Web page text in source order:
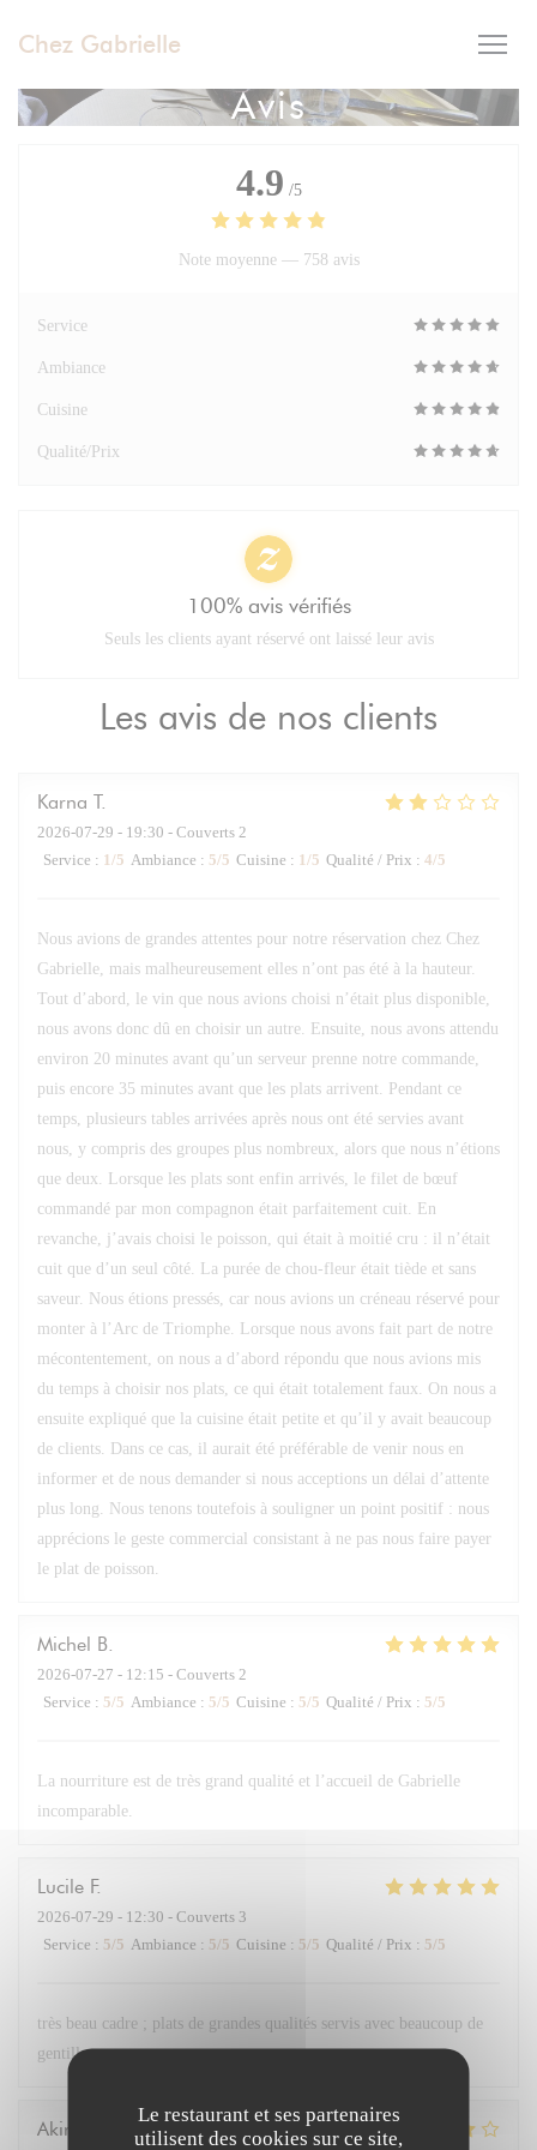
Le restaurant et ses partenaires
utilisent des cookies sur ce site,
Chez Gabrielle
Avis
Les avis de nos clients
Karna T
2026-07-29 - 19:30 - Couverts 2
Service : 1/5 Ambiance : 5/5 Cuisine : 1/5 Qualité / Prix : 4/5
Nous avions de grandes attentes pour notre réservation chez Chez
Gabrielle, mais malheureusement elles n’ont pas été à la hauteur.
Tout d’abord, le vin que nous avions choisi n’était plus disponible,
nous avons donc dû en choisir un autre. Ensuite, nous avons attendu
environ 20 minutes avant qu’un serveur prenne notre commande,
puis encore 35 minutes avant que les plats arrivent. Pendant ce
temps, plusieurs tables arrivées après nous ont été servies avant
nous, y compris des groupes plus nombreux, alors que nous n’étions
que deux. Lorsque les plats sont enfin arrivés, le filet de bœuf
commandé par mon compagnon était parfaitement cuit. En
revanche, j’avais choisi le poisson, qui était à moitié cru : il n’était
cuit que d’un seul côté. La purée de chou-fleur était tiède et sans
saveur. Nous étions pressés, car nous avions un créneau réservé pour
monter à l’Arc de Triomphe. Lorsque nous avons fait part de notre
mécontentement, on nous a d’abord répondu que nous avions mis
du temps à choisir nos plats, ce qui était totalement faux. On nous a
ensuite expliqué que la cuisine était petite et qu’il y avait beaucoup
de clients. Dans ce cas, il aurait été préférable de venir nous en
informer et de nous demander si nous acceptions un délai d’attente
plus long. Nous tenons toutefois à souligner un point positif : nous
apprécions le geste commercial consistant à ne pas nous faire payer
le plat de poisson.
Michel B
2026-07-27 - 12:15 - Couverts 2
Service : 5/5 Ambiance : 5/5 Cuisine : 5/5 Qualité / Prix : 5/5
La nourriture est de très grand qualité et l’accueil de Gabrielle
incomparable.
Lucile F
2026-07-29 - 12:30 - Couverts 3
Service : 5/5 Ambiance : 5/5 Cuisine : 5/5 Qualité / Prix : 5/5
très beau cadre ; plats de grandes qualités servis avec beaucoup de
gentillesse
Akira
4.9 /5
Note moyenne — 758 avis
Service
Ambiance
Cuisine
Qualité/Prix
100% avis vérifiés
Seuls les clients ayant réservé ont laissé leur avis